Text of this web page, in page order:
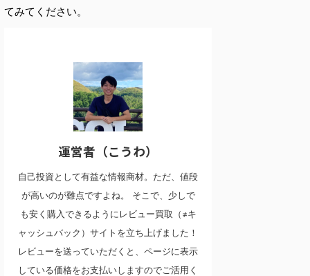
てみてください。
運営者（こうわ）
自己投資として有益な情報商材。ただ、値段
が高いのが難点ですよね。 そこで、少しで
も安く購入できるようにレビュー買取（≠キ
ャッシュバック）サイトを立ち上げました！
レビューを送っていただくと、ページに表示
している価格をお支払いしますのでご活用く